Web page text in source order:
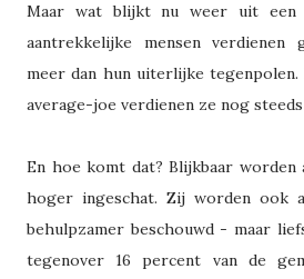
Maar wat blijkt nu weer uit een
aantrekkelijke mensen verdienen
meer dan hun uiterlijke tegenpolen.
average-joe verdienen ze nog
En hoe komt dat? Blijkbaar worden
hoger ingeschat. Zij worden ook
behulpzamer beschouwd - maar
tegenover 16 percent van de